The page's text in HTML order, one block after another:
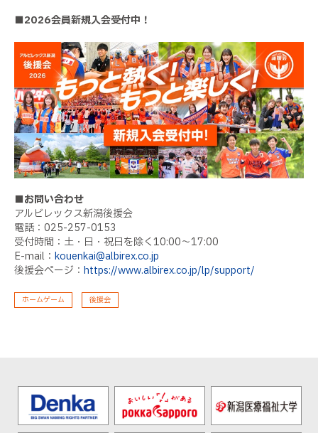
■2026会員新規入会受付中！
■お問い合わせ
アルビレックス新潟後援会
電話：025-257-0153
受付時間：土・日・祝日を除く10:00〜17:00
E-mail： kouenkai@albirex.co.jp
後援会ページ： https://www.albirex.co.jp/lp/support/
ホームゲーム 後援会